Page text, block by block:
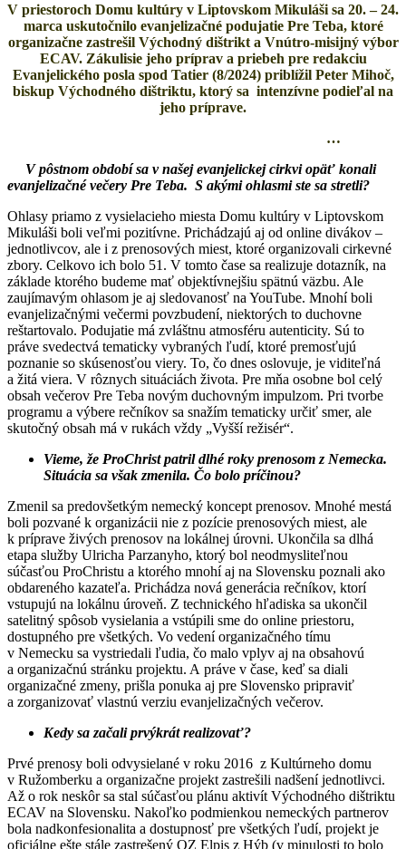
V priestoroch Domu kultúry v Liptovskom Mikuláši sa 20. – 24.
marca uskutočnilo evanjelizačné podujatie Pre Teba, ktoré
organizačne zastrešil Východný dištrikt a Vnútro-misijný výbor
ECAV. Zákulisie jeho príprav a priebeh pre redakciu
Evanjelického posla spod Tatier (8/2024) priblížil Peter Mihoč,
biskup Východného dištriktu, ktorý sa intenzívne podieľal na
jeho príprave.
…
V pôstnom období sa v našej evanjelickej cirkvi opäť konali
evanjelizačné večery Pre Teba. S akými ohlasmi ste sa stretli?
Ohlasy priamo z vysielacieho miesta Domu kultúry v Liptovskom
Mikuláši boli veľmi pozitívne. Prichádzajú aj od online divákov –
jednotlivcov, ale i z prenosových miest, ktoré organizovali cirkevné
zbory. Celkovo ich bolo 51. V tomto čase sa realizuje dotazník, na
základe ktorého budeme mať objektívnejšiu spätnú väzbu. Ale
zaujímavým ohlasom je aj sledovanosť na YouTube. Mnohí boli
evanjelizačnými večermi povzbudení, niektorých to duchovne
reštartovalo. Podujatie má zvláštnu atmosféru autenticity. Sú to
práve svedectvá tematicky vybraných ľudí, ktoré premosťujú
poznanie so skúsenosťou viery. To, čo dnes oslovuje, je viditeľná
a žitá viera. V rôznych situáciách života. Pre mňa osobne bol celý
obsah večerov Pre Teba novým duchovným impulzom. Pri tvorbe
programu a výbere rečníkov sa snažím tematicky určiť smer, ale
skutočný obsah má v rukách vždy „Vyšší režisér“.
Vieme, že ProChrist patril dlhé roky prenosom z Nemecka.
Situácia sa však zmenila. Čo bolo príčinou?
Zmenil sa predovšetkým nemecký koncept prenosov. Mnohé mestá
boli pozvané k organizácii nie z pozície prenosových miest, ale
k príprave živých prenosov na lokálnej úrovni. Ukončila sa dlhá
etapa služby Ulricha Parzanyho, ktorý bol neodmysliteľnou
súčasťou ProChristu a ktorého mnohí aj na Slovensku poznali ako
obdareného kazateľa. Prichádza nová generácia rečníkov, ktorí
vstupujú na lokálnu úroveň. Z technického hľadiska sa ukončil
satelitný spôsob vysielania a vstúpili sme do online priestoru,
dostupného pre všetkých. Vo vedení organizačného tímu
v Nemecku sa vystriedali ľudia, čo malo vplyv aj na obsahovú
a organizačnú stránku projektu. A práve v čase, keď sa diali
organizačné zmeny, prišla ponuka aj pre Slovensko pripraviť
a zorganizovať vlastnú verziu evanjelizačných večerov.
Kedy sa začali prvýkrát realizovať?
Prvé prenosy boli odvysielané v roku 2016 z Kultúrneho domu
v Ružomberku a organizačne projekt zastrešili nadšení jednotlivci.
Až o rok neskôr sa stal súčasťou plánu aktivít Východného dištriktu
ECAV na Slovensku. Nakoľko podmienkou nemeckých partnerov
bola nadkonfesionalita a dostupnosť pre všetkých ľudí, projekt je
oficiálne ešte stále zastrešený OZ Elpis z Hýb (v minulosti to bolo